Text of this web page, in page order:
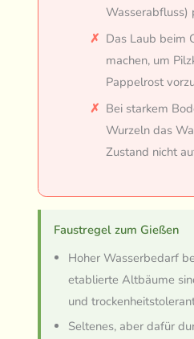
Wasserabfluss)
Das Laub beim
machen, um
Pappelrost
Bei starkem
Wurzeln das
Zustand nicht
Faustregel zum Gießen
Hoher Wasserbedarf
etablierte Altbäume
und
Seltenes, aber dafür